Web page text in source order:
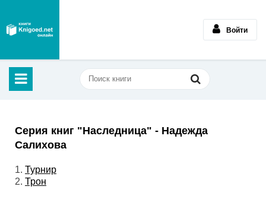
Войти
Серия книг "Наследница" - Надежда
Салихова
1. Турнир
2. Трон